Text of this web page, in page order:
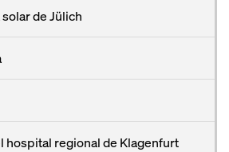
de Jülich
hospital regional de Klagenfurt